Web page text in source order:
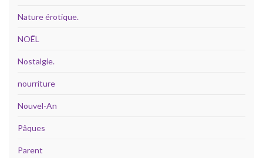
Nature érotique.
NOËL
Nostalgie.
nourriture
Nouvel-An
Pâques
Parent